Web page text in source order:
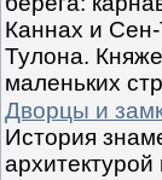
Каннах и
Тулона.
маленьких
Дворцы и
История